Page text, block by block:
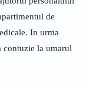
de
In urma
contuzie la umarul